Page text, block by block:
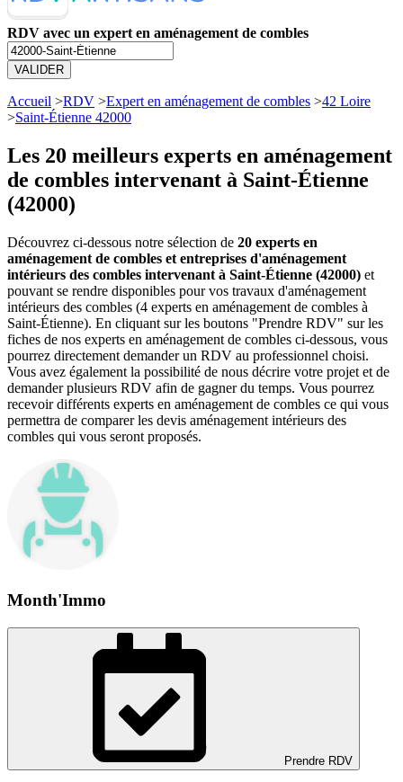
RDV avec un expert en aménagement de combles
VALIDER
Accueil >RDV >Expert en aménagement de combles >42 Loire
>Saint-Étienne 42000
Les 20 meilleurs experts en aménagement
de combles intervenant à Saint-Étienne
(42000)
Découvrez ci-dessous notre sélection de 20 experts en
aménagement de combles et entreprises d'aménagement
intérieurs des combles intervenant à Saint-Étienne (42000) et
pouvant se rendre disponibles pour vos travaux d'aménagement
intérieurs des combles (4 experts en aménagement de combles à
Saint-Étienne). En cliquant sur les boutons "Prendre RDV" sur les
fiches de nos experts en aménagement de combles ci-dessous, vous
pourrez directement demander un RDV au professionnel choisi.
Vous avez également la possibilité de nous décrire votre projet et de
demander plusieurs RDV afin de gagner du temps. Vous pourrez
recevoir différents experts en aménagement de combles ce qui vous
permettra de comparer les devis aménagement intérieurs des
combles qui vous seront proposés.
Month'Immo
Prendre RDV